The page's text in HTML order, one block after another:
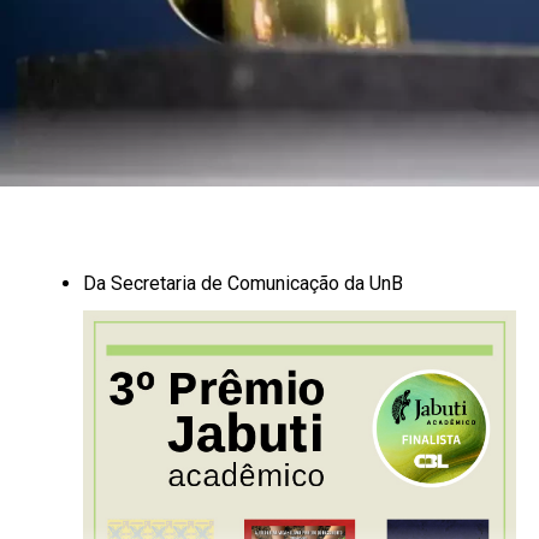
guerra, algumas demonstram bem o que pensam ser a
finalidade de suas vidas: “Logo depois de chegarem (os
prisioneiros) são não somente bem alimentados, mas
prisioneiras, não hesitando os vencedores em oferecer a
própria filha ou irmã em casamento. Tratam bem o
prisioneiro e satisfazem-lhe todas as necessidades. Não
apanhar ostras conservam-nos durante certo tempo;
depois de os engordarem matam-nos afinal e os
devoram em obediência ao seguinte cerimonial. Todas as
aldeias circunvizinhas são avisadas do dia da execução e
breve começam a chegar de todos os lados homens,
mulheres e meninos. Dançam então e cauínam. O
próprio prisioneiro, apesar de não ignorar que a
horas, longe de mostrar-se pesaroso enfeita-se todo de
Da Secretaria de Comunicação da UnB